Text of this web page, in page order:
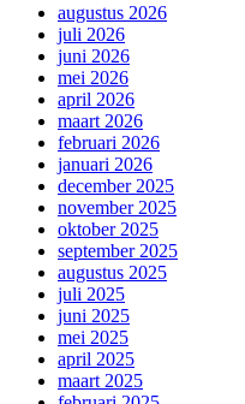
augustus 2026
juli 2026
juni 2026
mei 2026
april 2026
maart 2026
februari 2026
januari 2026
december 2025
november 2025
oktober 2025
september 2025
augustus 2025
juli 2025
juni 2025
mei 2025
april 2025
maart 2025